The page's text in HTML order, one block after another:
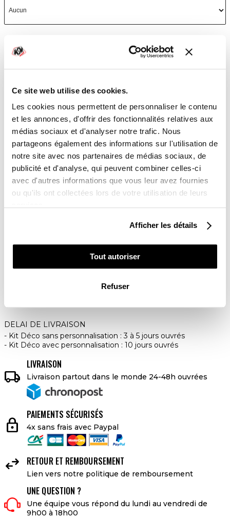
Ce site web utilise des cookies.
Les cookies nous permettent de personnaliser le contenu
et les annonces, d'offrir des fonctionnalités relatives aux
médias sociaux et d'analyser notre trafic. Nous
partageons également des informations sur l'utilisation de
notre site avec nos partenaires de médias sociaux, de
publicité et d'analyse, qui peuvent combiner celles-ci
avec d'autres informations que vous leur avez fournies
ou qu'ils ont collectées lors de votre utilisation de leurs
Afficher les détails
Tout autoriser
Refuser
KIT PLASTIQUE
Kit plastique
Laisses-nous un commentaire si tu souhaites apporter des
précisions sur la personnalisation à effectuer
TOTAL
AJOUTER AU PANIER
DELAI DE LIVRAISON
Kit Déco sans personnalisation : 3 à 5 jours ouvrés
Kit Déco avec personnalisation : 10 jours ouvrés

LIVRAISON
Livraison partout dans le monde 24-48h ouvrées
lock
PAIEMENTS SÉCURISÉS
4x sans frais avec Paypal
 RETOUR ET REMBOURSEMENT
Lien vers notre politique de remboursement
UNE QUESTION ?
Une équipe vous répond du lundi au vendredi de
9h00 à 18h00